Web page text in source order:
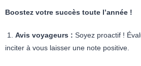
Boostez votre succès toute l’année !
1. Avis voyageurs : Soyez proactif !
inciter à vous laisser une note positive.